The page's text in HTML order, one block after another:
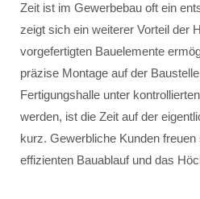
Zeit ist im Gewerbebau oft ein
zeigt sich ein weiterer Vorteil der
vorgefertigten Bauelemente
präzise Montage auf der
Fertigungshalle unter
werden, ist die Zeit auf der
kurz. Gewerbliche Kunden
effizienten Bauablauf und das